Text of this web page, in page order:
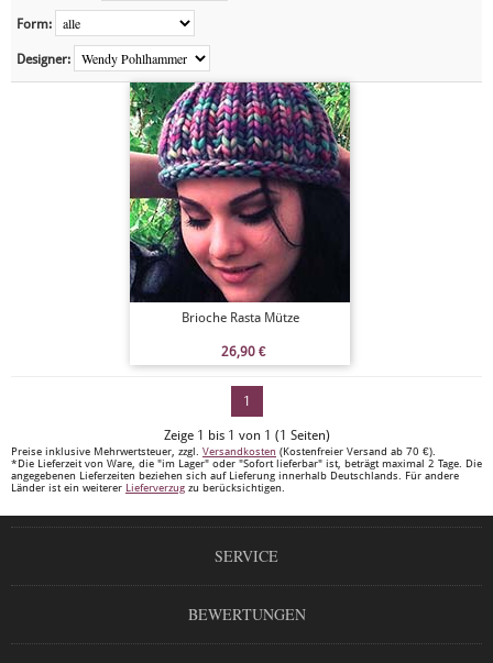
Form:
Designer:
Brioche Rasta Mütze
26,90 €
1
Zeige 1 bis 1 von 1 (1 Seiten)
Preise inklusive Mehrwertsteuer, zzgl. Versandkosten (Kostenfreier Versand ab 70 €).
*Die Lieferzeit von Ware, die "im Lager" oder "Sofort lieferbar" ist, beträgt maximal 2 Tage. Die
angegebenen Lieferzeiten beziehen sich auf Lieferung innerhalb Deutschlands. Für andere
Länder ist ein weiterer Lieferverzug zu berücksichtigen.
SERVICE
BEWERTUNGEN